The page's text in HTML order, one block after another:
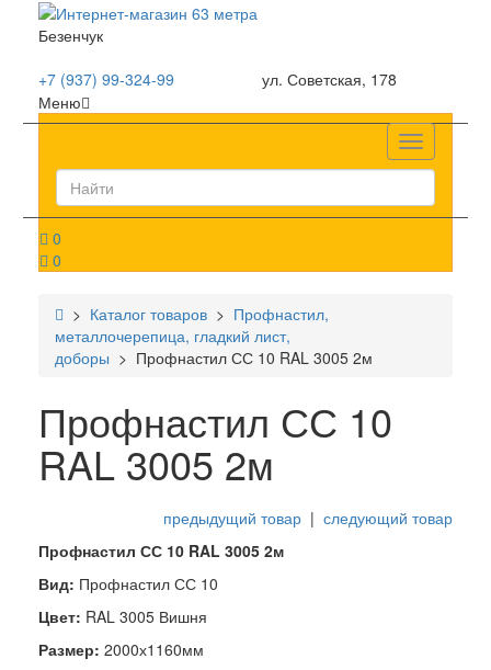
Безенчук
+7 (937) 99-324-99
ул. Советская, 178
Меню
Список
0
0
> Каталог товаров > Профнастил,
металлочерепица, гладкий лист,
доборы > Профнастил СС 10 RAL 3005 2м
Профнастил СС 10
RAL 3005 2м
предыдущий товар | следующий товар
Профнастил СС 10 RAL 3005 2м
Вид: Профнастил СС 10
Цвет: RAL 3005 Вишня
Размер: 2000х1160мм